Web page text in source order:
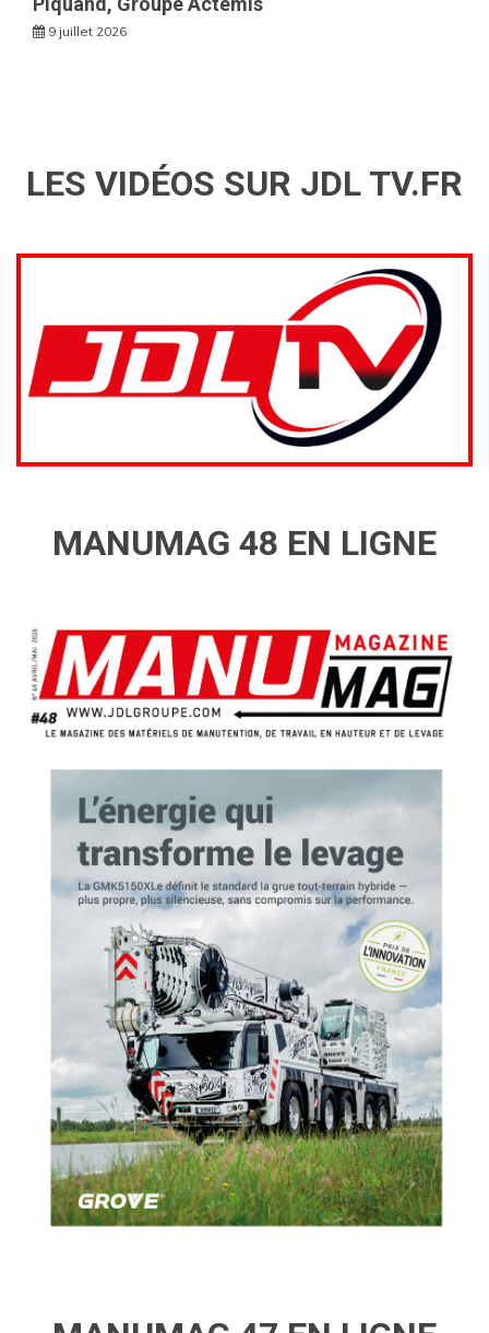
9 juillet 2026
LES VIDÉOS SUR JDL TV.FR
MANUMAG 48 EN LIGNE